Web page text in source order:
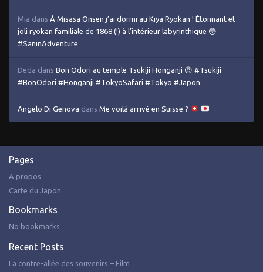
Mia dans À Misasa Onsen j’ai dormi au Kiya Ryokan ! Étonnant et
joli ryokan familiale de 1868 (!) à l’intérieur labyrinthique 😳
#SaninAdventure
Deda dans Bon Odori au temple Tsukiji Honganji 😍 #Tsukiji
#BonOdori #Honganji #TokyoSafari #Tokyo #Japon
Angelo Di Genova dans Me voilà arrivé en Suisse ?
Pages
A propos
Carte du Japon
Bookmarks
No bookmarks
Recent Posts
La contre-allée des souvenirs – Film